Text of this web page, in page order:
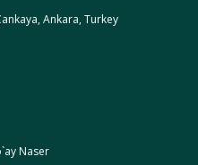
Ankara, Turkey
Naser